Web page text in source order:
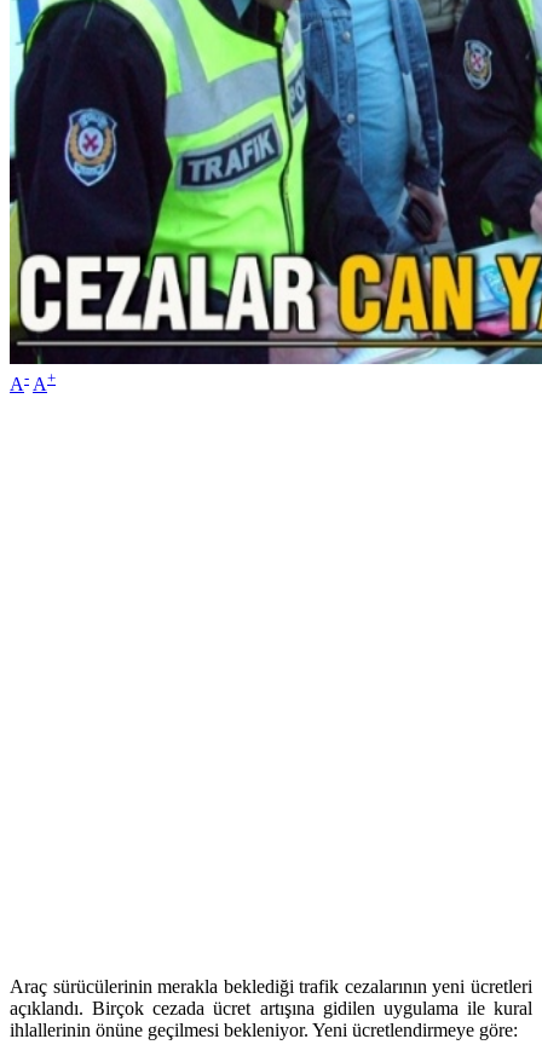
A- A+
Araç sürücülerinin merakla beklediği trafik cezalarının yeni ücretleri
açıklandı. Birçok cezada ücret artışına gidilen uygulama ile kural
ihlallerinin önüne geçilmesi bekleniyor. Yeni ücretlendirmeye göre: